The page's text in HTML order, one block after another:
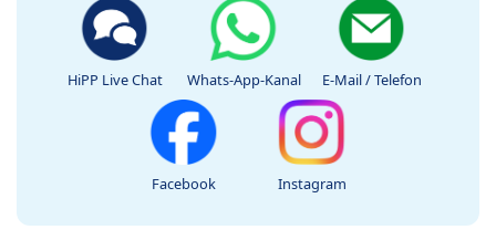
HiPP Live Chat Whats-App-Kanal E-Mail / Telefon
Facebook Instagram